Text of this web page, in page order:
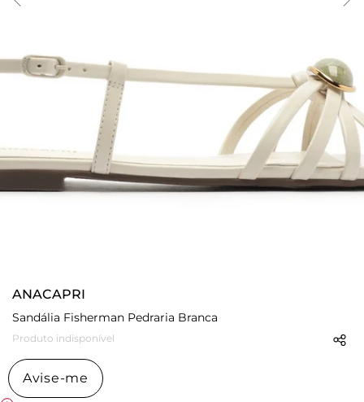
ANACAPRI
Sandália Fisherman Pedraria Branca
Produto indisponível
Avise-me